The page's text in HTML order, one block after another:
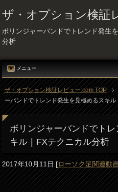
ザ・オプション検証
ボリンジャーバンドでトレンド発生
分析
メニュー
ザ・オプション検証レビュー.com TOP
ーバンドでトレンド発生を見極めるスキ
ボリンジャーバンドでト
キル｜FXテクニカル分析
2017年10月11日[ローソク足関連動